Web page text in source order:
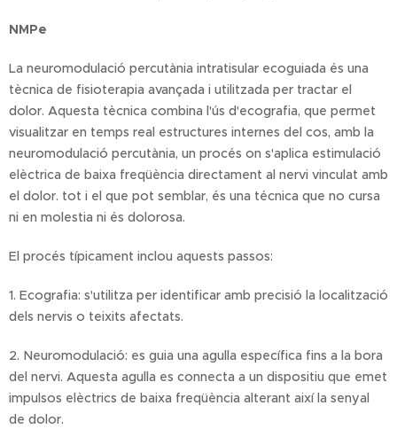
NMPe
La neuromodulació percutània intratisular ecoguiada és una
tècnica de fisioterapia avançada i utilitzada per tractar el
dolor. Aquesta tècnica combina l'ús d'ecografia, que permet
visualitzar en temps real estructures internes del cos, amb la
neuromodulació percutània, un procés on s'aplica estimulació
elèctrica de baixa freqüència directament al nervi vinculat amb
el dolor. tot i el que pot semblar, és una técnica que no cursa
ni en molestia ni és dolorosa.
El procés típicament inclou aquests passos:
1. Ecografia: s'utilitza per identificar amb precisió la localització
dels nervis o teixits afectats.
2. Neuromodulació: es guia una agulla específica fins a la bora
del nervi. Aquesta agulla es connecta a un dispositiu que emet
impulsos elèctrics de baixa freqüència alterant així la senyal
de dolor.